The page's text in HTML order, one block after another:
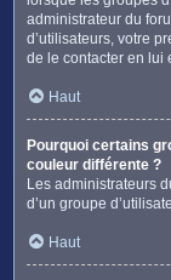
administrateur du
d’utilisateurs, votre
de le contacter en lui
Haut
Pourquoi certains
couleur différente ?
Les administrateurs
d’un groupe
Haut